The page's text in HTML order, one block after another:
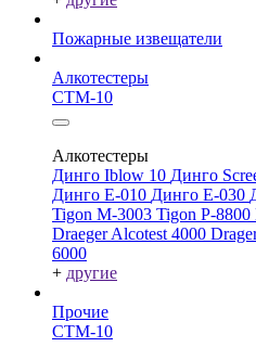
Пожарные извещатели
Алкотестеры
СТМ-10
Алкотестеры
Динго Iblow 10 Динго
Динго Е-010 Динго Е-030
Tigon M-3003 Tigon P-8800
Draeger Alcotest 4000
6000
+ другие
Прочие
СТМ-10